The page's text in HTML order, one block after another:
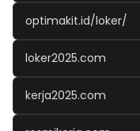
optimakit.id/loker/
loker2025.com
kerja2025.com